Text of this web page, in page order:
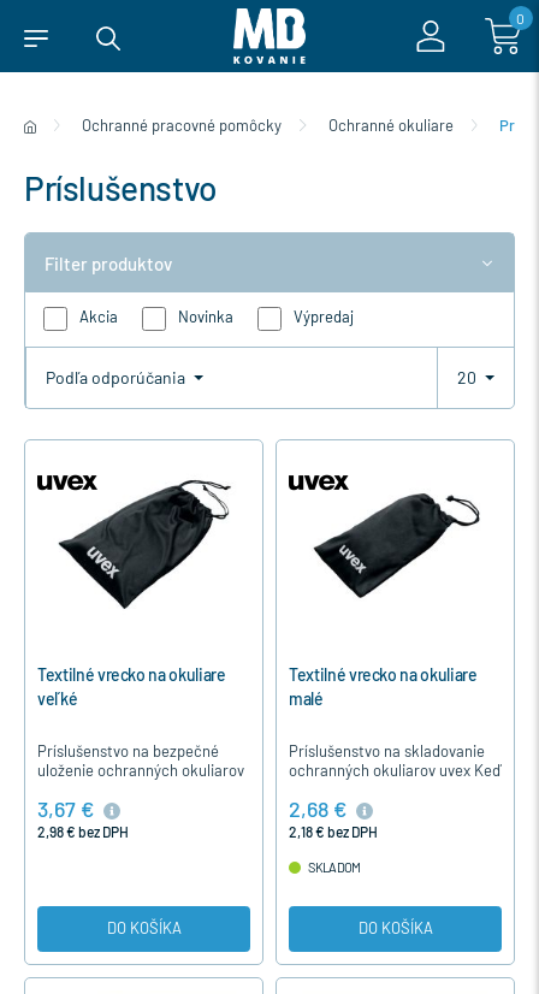
0
Ochranné pracovné pomôcky Ochranné okuliare
Príslušenstvo
Filter produktov
Akcia Novinka Výpredaj
Podľa odporúčania 20
Textilné vrecko na okuliare
veľké
Príslušenstvo na bezpečné
uloženie ochranných okuliarov
nepotrebujete alebo ich
chcete bezpečne prepraviť
3,67 €
2,98 € bez DPH
DO KOŠÍKA
Textilné vrecko na okuliare
malé
Príslušenstvo na skladovanie
ochranných okuliarov uvex Keď
alebo keď chcete prepraviť
ochranné prostriedky z…
2,68 €
2,18 € bez DPH
SKLADOM
DO KOŠÍKA